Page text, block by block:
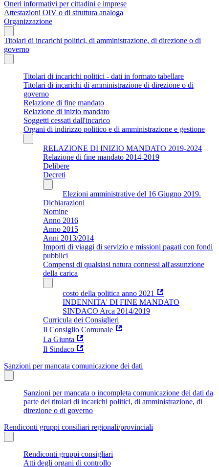
Oneri informativi per cittadini e imprese
Attestazioni OIV o di struttura analoga
Organizzazione
Titolari di incarichi politici, di amministrazione, di direzione o di
governo
Titolari di incarichi politici - dati in formato tabellare
Titolari di incarichi di amministrazione di direzione o di
governo
Relazione di fine mandato
Relazione di inizio mandato
Soggetti cessati dall'incarico
Organi di indirizzo politico e di amministrazione e gestione
RELAZIONE DI INIZIO MANDATO 2019-2024
Relazione di fine mandato 2014-2019
Delibere
Decreti
Elezioni amministrative del 16 Giugno 2019.
Dichiarazioni
Nomine
Anno 2016
Anno 2015
Anni 2013/2014
Importi di viaggi di servizio e missioni pagati con fondi
pubblici
Compensi di qualsiasi natura connessi all'assunzione
della carica
costo della politica anno 2021
INDENNITA' DI FINE MANDATO
SINDACO Arca 2014/2019
Curricula dei Consiglieri
Il Consiglio Comunale
La Giunta
Il Sindaco
Sanzioni per mancata comunicazione dei dati
Sanzioni per mancata o incompleta comunicazione dei dati da
parte dei titolari di incarichi politici, di amministrazione, di
direzione o di governo
Rendiconti gruppi consiliari regionali/provinciali
Rendiconti gruppi consigliari
Atti degli organi di controllo